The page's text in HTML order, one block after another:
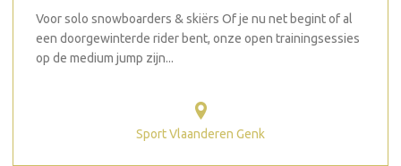
Voor solo snowboarders & skiërs Of je nu net begint of al
een doorgewinterde rider bent, onze open trainingsessies
op de medium jump zijn...
Sport Vlaanderen Genk